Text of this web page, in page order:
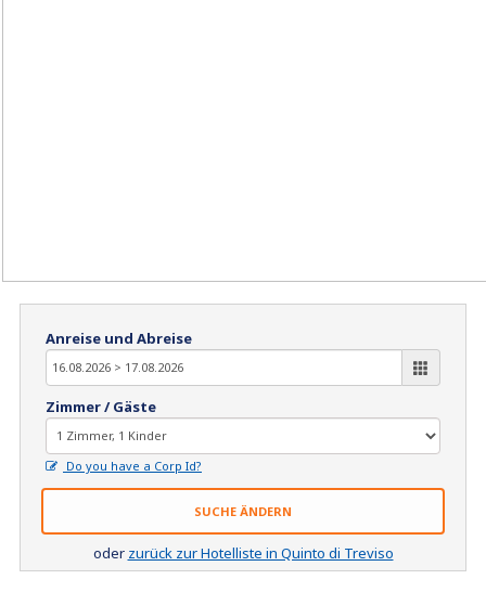
Anreise und Abreise
Zimmer / Gäste
Do you have a Corp Id?
SUCHE ÄNDERN
oder zurück zur Hotelliste in Quinto di Treviso